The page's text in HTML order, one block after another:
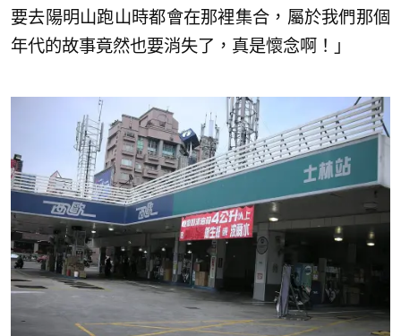
要去陽明山跑山時都會在那裡集合，屬於我們那個
年代的故事竟然也要消失了，真是懷念啊！」